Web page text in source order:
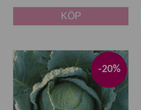
KÖP
-20%